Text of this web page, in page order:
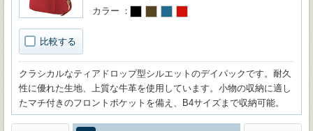
比較する
カラー
クラシカルなティアドロップ型シルエットのデイパックです。耐久
性に優れた生地、上質な牛革を使用しています。小物の収納に適し
たマチ付きのフロントポケットを備え、B4サイズまで収納可能。